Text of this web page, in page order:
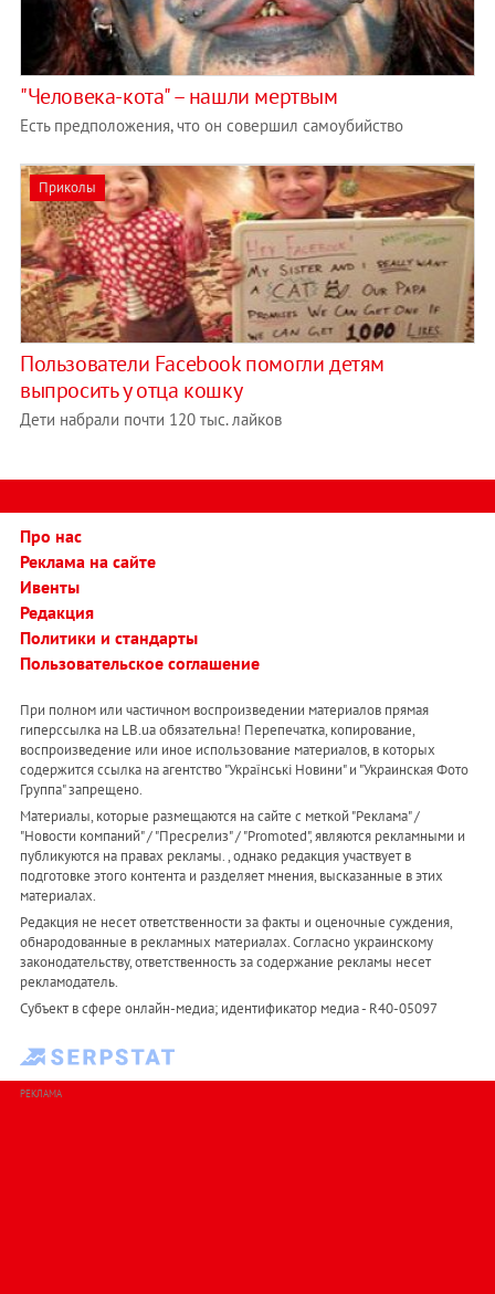
"Человека-кота" – нашли мертвым
Есть предположения, что он совершил самоубийство
Приколы
Пользователи Facebook помогли детям
выпросить у отца кошку
Дети набрали почти 120 тыс. лайков
Про нас
Реклама на сайте
Ивенты
Редакция
Политики и стандарты
Пользовательское соглашение
При полном или частичном воспроизведении материалов прямая
гиперссылка на LB.ua обязательна! Перепечатка, копирование,
воспроизведение или иное использование материалов, в которых
содержится ссылка на агентство "Українськi Новини" и "Украинская Фото
Группа" запрещено.
Материалы, которые размещаются на сайте с меткой "Реклама" /
"Новости компаний" / "Пресрелиз" / "Promoted", являются рекламными и
публикуются на правах рекламы. , однако редакция участвует в
подготовке этого контента и разделяет мнения, высказанные в этих
материалах.
Редакция не несет ответственности за факты и оценочные суждения,
обнародованные в рекламных материалах. Согласно украинскому
законодательству, ответственность за содержание рекламы несет
рекламодатель.
Субъект в сфере онлайн-медиа; идентификатор медиа - R40-05097
РЕКЛАМА